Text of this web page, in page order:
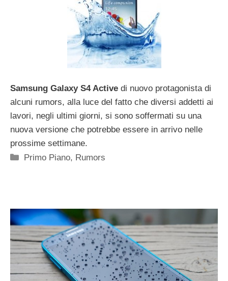
Samsung Galaxy S4 Active di nuovo protagonista di
alcuni rumors, alla luce del fatto che diversi addetti ai
lavori, negli ultimi giorni, si sono soffermati su una
nuova versione che potrebbe essere in arrivo nelle
prossime settimane.
Categorie
Primo Piano, Rumors